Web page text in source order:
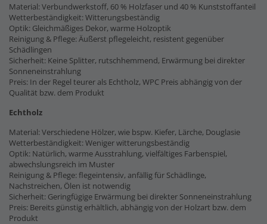
Material: Verbundwerkstoff, 60 % Holzfaser und 40 % Kunststoffanteil
Wetterbeständigkeit: Witterungsbeständig
Optik: Gleichmäßiges Dekor, warme Holzoptik
Reinigung & Pflege: Äußerst pflegeleicht, resistent gegenüber
Schädlingen
Sicherheit: Keine Splitter, rutschhemmend, Erwärmung bei direkter
Sonneneinstrahlung
Preis: In der Regel teurer als Echtholz, WPC Preis abhängig von der
Qualität bzw. dem Produkt
Echtholz
Material: Verschiedene Hölzer, wie bspw. Kiefer, Lärche, Douglasie
Wetterbeständigkeit: Weniger witterungsbeständig
Optik: Natürlich, warme Ausstrahlung, vielfältiges Farbenspiel,
abwechslungsreich im Muster
Reinigung & Pflege: flegeintensiv, anfällig für Schädlinge,
Nachstreichen, Ölen ist notwendig
Sicherheit: Geringfügige Erwärmung bei direkter Sonneneinstrahlung
Preis: Bereits günstig erhältlich, abhängig von der Holzart bzw. dem
Produkt